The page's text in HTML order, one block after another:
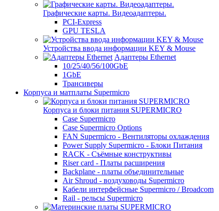
Графические карты. Видеоадаптеры.
PCI-Express
GPU TESLA
Устройства ввода информации KEY & Mouse
Адаптеры Ethernet
10/25/40/56/100GbE
1GbE
Трансиверы
Корпуса и матплаты Supermicro
Корпуса и блоки питания SUPERMICRO
Case Supermicro
Case Supermicro Options
FAN Supermicro - Вентиляторы охлаждения
Power Supply Supermicro - Блоки Питания
RACK - Съёмные конструктивы
Riser card - Платы расширения
Backplane - платы объединительные
Air Shroud - воздуховоды Supermicro
Кабели интерфейсные Supermicro / Broadcom
Rail - рельсы Supermicro